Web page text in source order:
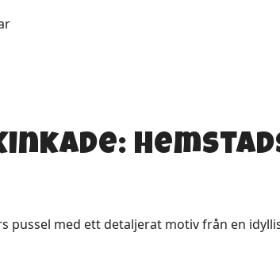
pussel med ett detaljerat motiv från en